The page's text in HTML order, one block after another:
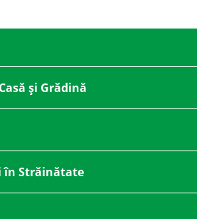
Casă și Grădină
în Străinătate